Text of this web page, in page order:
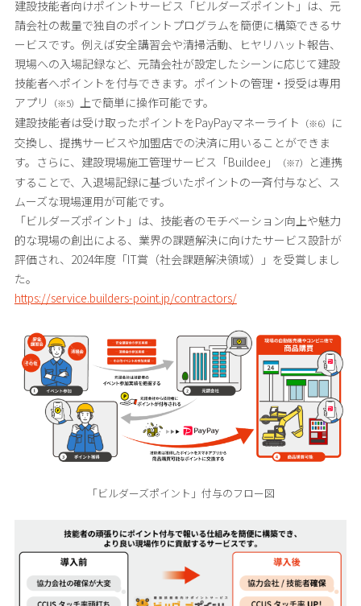
建設技能者向けポイントサービス「ビルダーズポイント」は、元
請会社の裁量で独自のポイントプログラムを簡便に構築できるサ
ービスです。例えば安全講習会や清掃活動、ヒヤリハット報告、
現場への入場記録など、元請会社が設定したシーンに応じて建設
技能者へポイントを付与できます。ポイントの管理・授受は専用
アプリ
（※5）
上で簡単に操作可能です。
建設技能者は受け取ったポイントをPayPayマネーライト
（※6）
に
交換し、提携サービスや加盟店での決済に用いることができま
す。さらに、建設現場施工管理サービス「Buildee」
（※7）
と連携
することで、入退場記録に基づいたポイントの一斉付与など、ス
ムーズな現場運用が可能です。
「ビルダーズポイント」は、技能者のモチベーション向上や魅力
的な現場の創出による、業界の課題解決に向けたサービス設計が
評価され、2024年度「IT賞（社会課題解決領域）」を受賞しまし
た。
https://service.builders-point.jp/contractors/
「ビルダーズポイント」付与のフロー図